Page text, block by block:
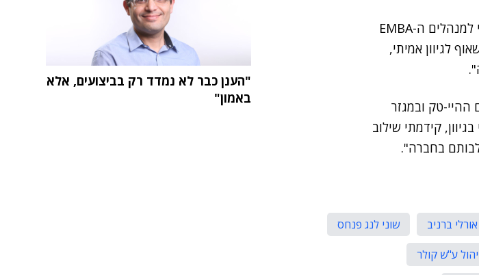
לגיוון אמיתי,
מלידה, עוסק בניהול 30 שנה בתחום ההיי-טק ובמגזר
קידמתי שילוב
בחברה".
אורלי ברניב
שוני לנג פנחס
ע"ש קולר
"הענן כבר לא נמדד רק בביצועים, אלא
באמון"